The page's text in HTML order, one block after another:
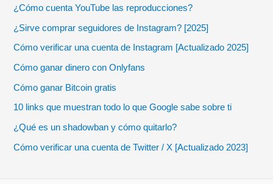
¿Cómo cuenta YouTube las reproducciones?
¿Sirve comprar seguidores de Instagram? [2025]
Cómo verificar una cuenta de Instagram [Actualizado 2025]
Cómo ganar dinero con Onlyfans
Cómo ganar Bitcoin gratis
10 links que muestran todo lo que Google sabe sobre ti
¿Qué es un shadowban y cómo quitarlo?
Cómo verificar una cuenta de Twitter / X [Actualizado 2023]